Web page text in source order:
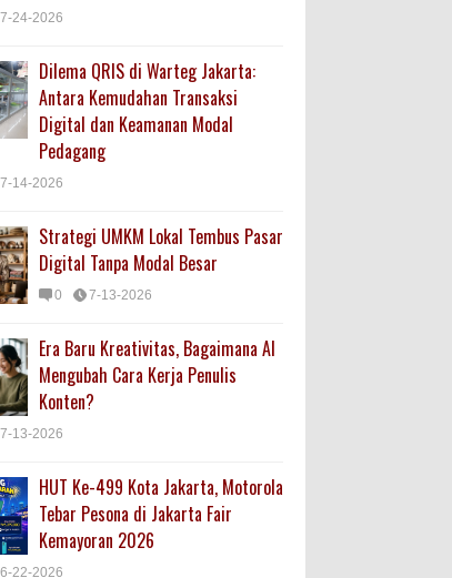
7-24-2026
Dilema QRIS di Warteg Jakarta:
Antara Kemudahan Transaksi
Digital dan Keamanan Modal
Pedagang
7-14-2026
Strategi UMKM Lokal Tembus Pasar
Digital Tanpa Modal Besar
0 7-13-2026
Era Baru Kreativitas, Bagaimana AI
Mengubah Cara Kerja Penulis
Konten?
7-13-2026
HUT Ke-499 Kota Jakarta, Motorola
Tebar Pesona di Jakarta Fair
Kemayoran 2026
6-22-2026